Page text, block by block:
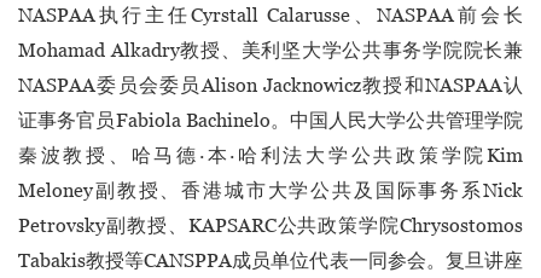
NASPAA执行主任Cyrstall Calarusse、NASPAA前会长
Mohamad Alkadry教授、美利坚大学公共事务学院院长兼
NASPAA委员会委员Alison Jacknowicz教授和NASPAA认
证事务官员Fabiola Bachinelo。中国人民大学公共管理学院
秦波教授、哈马德·本·哈利法大学公共政策学院Kim
Meloney副教授、香港城市大学公共及国际事务系Nick
Petrovsky副教授、KAPSARC公共政策学院Chrysostomos
Tabakis教授等CANSPPA成员单位代表一同参会。复旦讲座